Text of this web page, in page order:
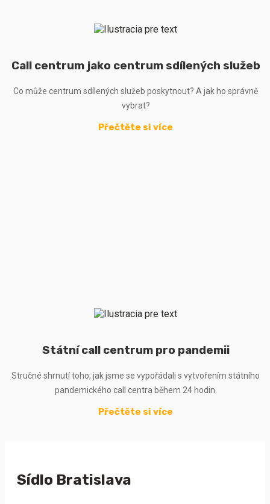
Call centrum jako centrum sdílených služeb
Co může centrum sdílených služeb poskytnout? A jak ho správně
vybrat?
Přečtěte si více
Státní call centrum pro pandemii
Stručné shrnutí toho, jak jsme se vypořádali s vytvořením státního
pandemického call centra během 24 hodin.
Přečtěte si více
Sídlo Bratislava